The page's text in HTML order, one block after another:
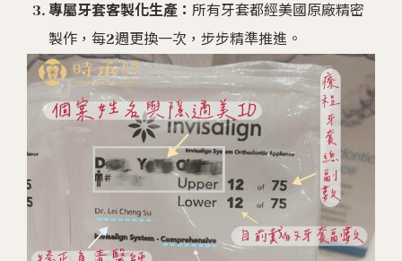
專屬牙套客製化生產： 所有牙套都經美國原廠精密
製作，每2週更換一次，步步精準推進。